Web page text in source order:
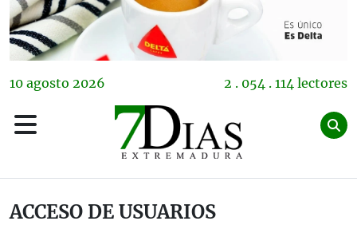
10 agosto 2026 2 . 054 . 114 lectores
ACCESO DE USUARIOS